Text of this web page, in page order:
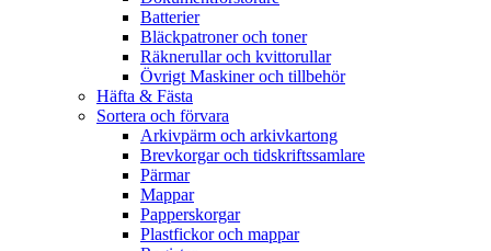
Batterier
Bläckpatroner och toner
Räknerullar och kvittorullar
Övrigt Maskiner och tillbehör
Häfta & Fästa
Sortera och förvara
Arkivpärm och arkivkartong
Brevkorgar och tidskriftssamlare
Pärmar
Mappar
Papperskorgar
Plastfickor och mappar